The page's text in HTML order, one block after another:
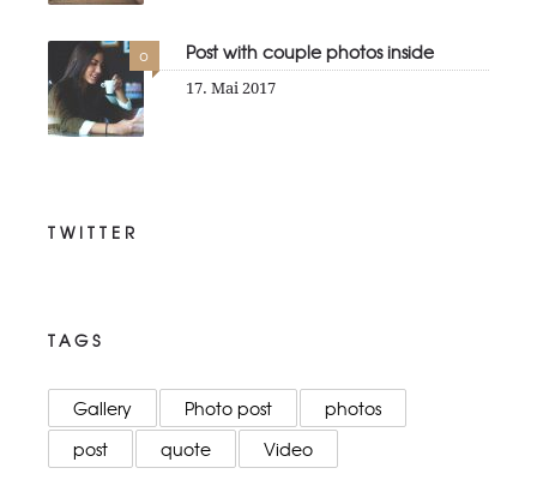
0 Post with couple photos inside
17. Mai 2017
TWITTER
TAGS
Gallery Photo post
photos
post
quote Video